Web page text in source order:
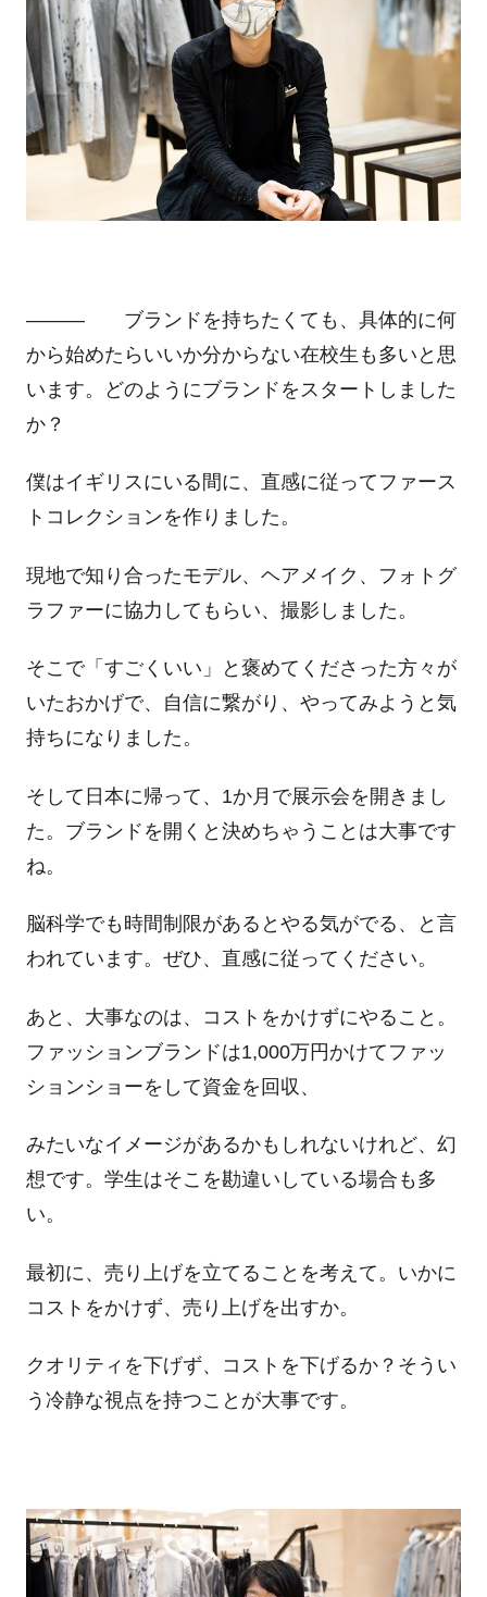
――― ブランドを持ちたくても、具体的に何
から始めたらいいか分からない在校生も多いと思
います。どのようにブランドをスタートしました
か？
僕はイギリスにいる間に、直感に従ってファース
トコレクションを作りました。
現地で知り合ったモデル、ヘアメイク、フォトグ
ラファーに協力してもらい、撮影しました。
そこで「すごくいい」と褒めてくださった方々が
いたおかげで、自信に繋がり、やってみようと気
持ちになりました。
そして日本に帰って、1か月で展示会を開きまし
た。ブランドを開くと決めちゃうことは大事です
ね。
脳科学でも時間制限があるとやる気がでる、と言
われています。ぜひ、直感に従ってください。
あと、大事なのは、コストをかけずにやること。
ファッションブランドは1,000万円かけてファッ
ションショーをして資金を回収、
みたいなイメージがあるかもしれないけれど、幻
想です。学生はそこを勘違いしている場合も多
い。
最初に、売り上げを立てることを考えて。いかに
コストをかけず、売り上げを出すか。
クオリティを下げず、コストを下げるか？そうい
う冷静な視点を持つことが大事です。